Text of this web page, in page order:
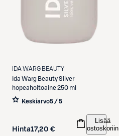
IDA WARG BEAUTY
Ida Warg BeautySilver
hopeahoitoaine 250 ml
Keskiarvo5 / 5
Hinta17,20 €
Lisää
ostoskoriin